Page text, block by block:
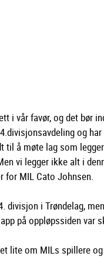
i vår favør, og det bør
og
å møte lag som
vi legger ikke alt i
for MIL Cato Johnsen.
divisjon i Trøndelag,
på oppløpssiden var
lite om MILs spillere